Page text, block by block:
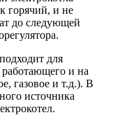
горячий, и не
до следующей
для
работающего и на
газовое и т.д.). В
источника